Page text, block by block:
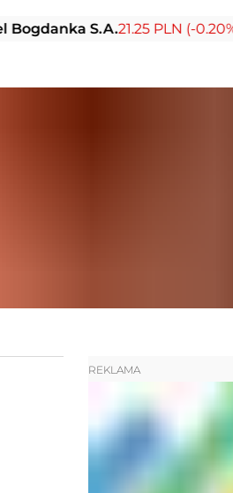
S.A.21.25 PLN (-0.20%) Złoto
REKLAMA